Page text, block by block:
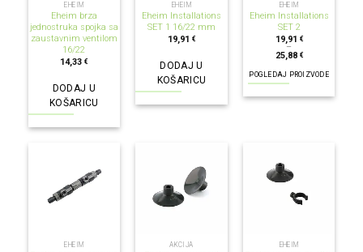
EHEIM
Eheim brza
jednostruka spojka sa
zaustavnim ventilom
16/22
14,33€
DODAJ U
KOŠARICU
EHEIM
Eheim Installations
SET 1 16/22 mm
19,91 €
DODAJ U
KOŠARICU
EHEIM
Eheim Installations
SET 2
19,91 €
–
25,88 €
POGLEDAJ PROIZVODE
EHEIM AKCIJA EHEIM